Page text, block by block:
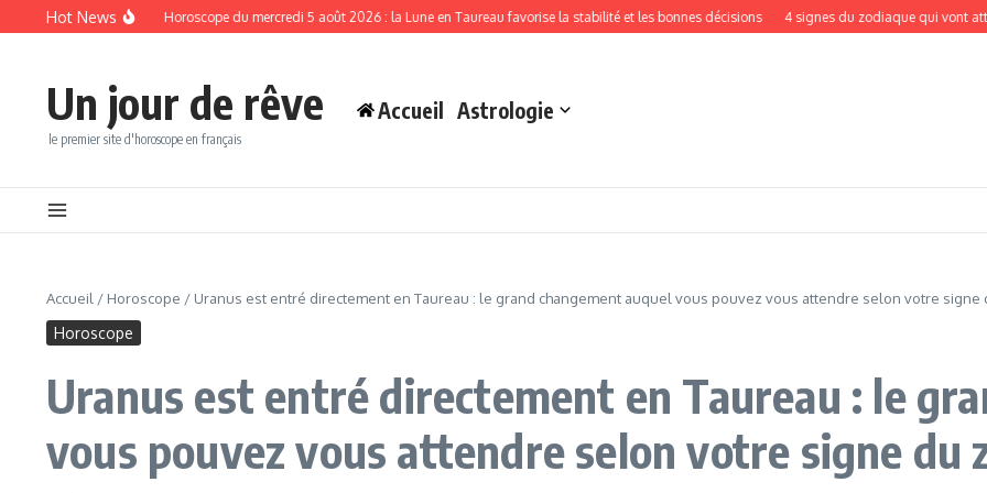
Aller au contenu
Hot News
aujourd’hui Horoscope du mercredi 5 août 2026 : la Lune en Taureau favorise la stabilité et les bonnes décisions 4 signes du zodiaque qui vont attirer
Un jour de rêve
le premier site d'horoscope en français
Accueil Astrologie
Accueil / Horoscope / Uranus est entré directement en Taureau : le grand changement auquel vous pouvez vous attendre selon votre signe
Horoscope
Uranus est entré directement en Taureau : le
vous pouvez vous attendre selon votre signe du